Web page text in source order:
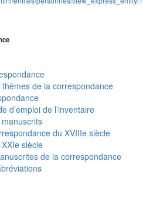
de la correspondance
d’emploi de l’inventaire
du XVIIIe siècle
siècle
de la correspondance